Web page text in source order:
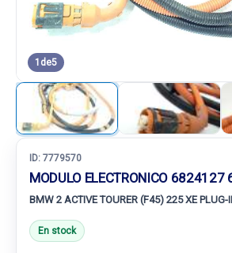
1 de5
ID: 7779570
MODULO ELECTRONICO
BMW 2 ACTIVE TOURER (F45) 225 XE PLUG-
En stock